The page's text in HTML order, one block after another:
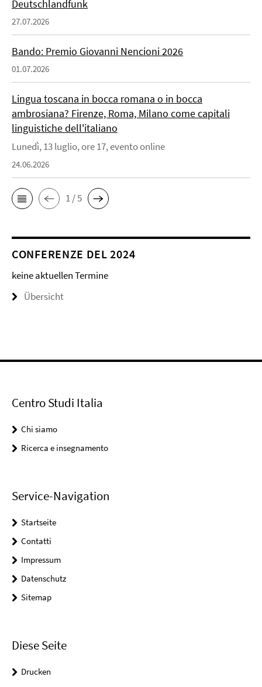
Deutschlandfunk
27.07.2026
Bando: Premio Giovanni Nencioni 2026
01.07.2026
Lingua toscana in bocca romana o in bocca
ambrosiana? Firenze, Roma, Milano come capitali
linguistiche dell'italiano
Lunedì, 13 luglio, ore 17, evento online
24.06.2026
1 / 5
CONFERENZE DEL 2024
keine aktuellen Termine
Übersicht
Centro Studi Italia
Chi siamo
Ricerca e insegnamento
Service-Navigation
Startseite
Contatti
Impressum
Datenschutz
Sitemap
Diese Seite
Drucken